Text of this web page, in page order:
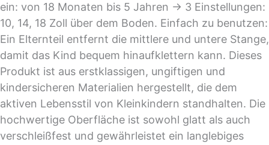
ein: von 18 Monaten bis 5 Jahren -> 3 Einstellungen:
10, 14, 18 Zoll über dem Boden. Einfach zu benutzen:
Ein Elternteil entfernt die mittlere und untere Stange,
damit das Kind bequem hinaufklettern kann. Dieses
Produkt ist aus erstklassigen, ungiftigen und
kindersicheren Materialien hergestellt, die dem
aktiven Lebensstil von Kleinkindern standhalten. Die
hochwertige Oberfläche ist sowohl glatt als auch
verschleißfest und gewährleistet ein langlebiges